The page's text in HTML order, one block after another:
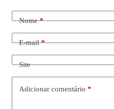
Nome*
E-mail*
Site
Adicionar comentário *